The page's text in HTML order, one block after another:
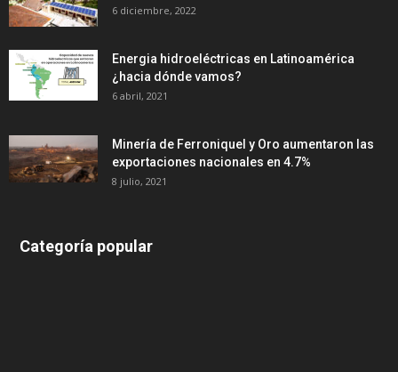
6 diciembre, 2022
Energia hidroeléctricas en Latinoamérica
¿hacia dónde vamos?
6 abril, 2021
Minería de Ferroniquel y Oro aumentaron las
exportaciones nacionales en 4.7%
8 julio, 2021
Categoría popular